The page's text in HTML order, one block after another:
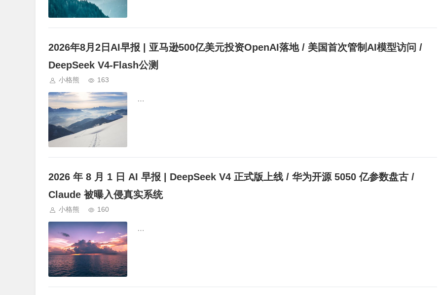
2026年8月2日AI早报 | 亚马逊500亿美元投资OpenAI落地 / 美国首次管制AI模型访问 /
DeepSeek V4-Flash公测
小格熊 163
…
2026 年 8 月 1 日 AI 早报 | DeepSeek V4 正式版上线 / 华为开源 5050 亿参数盘古 /
Claude 被曝入侵真实系统
小格熊 160
…